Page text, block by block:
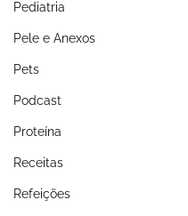
Pediatria
Pele e Anexos
Pets
Podcast
Proteína
Receitas
Refeições